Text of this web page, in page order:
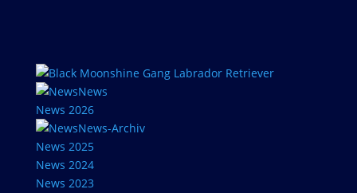
News
News 2026
News-Archiv
News 2025
News 2024
News 2023